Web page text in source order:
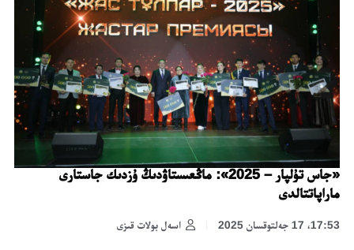
«جاس تۇلپار – 2025»: ماڭعىستاۋدىڭ ۇزدىك جاستارى
ماراپاتتالدى
اسەل بولات قىزى 17:53، 17 جەلتوقسان 2025